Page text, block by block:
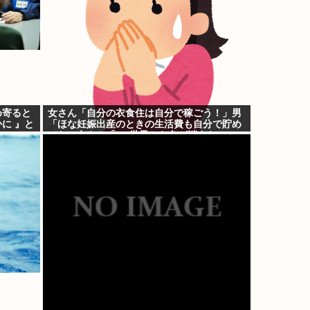
ると
』と
女さん「自分の衣食住は自分で稼ごう！」男
「ほな妊娠出産のときの生活費も自分で貯め
てな」女さん「──世界から色が消えた」